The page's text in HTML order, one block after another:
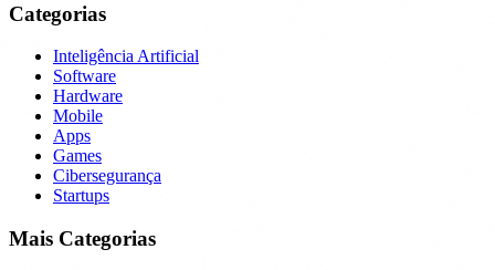
Categorias
Inteligência Artificial
Software
Hardware
Mobile
Apps
Games
Cibersegurança
Startups
Mais Categorias